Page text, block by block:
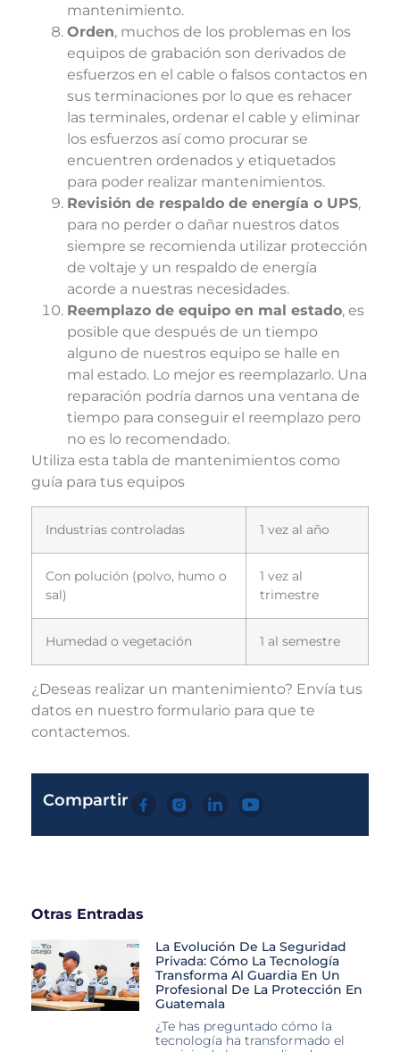
mantenimiento.
Orden, muchos de los problemas en los
equipos de grabación son derivados de
esfuerzos en el cable o falsos contactos en
sus terminaciones por lo que es rehacer
las terminales, ordenar el cable y eliminar
los esfuerzos así como procurar se
encuentren ordenados y etiquetados
para poder realizar mantenimientos.
Revisión de respaldo de energía o UPS,
para no perder o dañar nuestros datos
siempre se recomienda utilizar protección
de voltaje y un respaldo de energía
acorde a nuestras necesidades.
Reemplazo de equipo en mal estado, es
posible que después de un tiempo
alguno de nuestros equipo se halle en
mal estado. Lo mejor es reemplazarlo. Una
reparación podría darnos una ventana de
tiempo para conseguir el reemplazo pero
no es lo recomendado.
Utiliza esta tabla de mantenimientos como
guía para tus equipos
Industrias controladas 1 vez al año
Con polución (polvo, humo o
sal)
1 vez al
trimestre
Humedad o vegetación 1 al semestre
¿Deseas realizar un mantenimiento? Envía tus
datos en nuestro formulario para que te
contactemos.
Compartir
Otras Entradas
La Evolución De La Seguridad
Privada: Cómo La Tecnología
Transforma Al Guardia En Un
Profesional De La Protección En
Guatemala
¿Te has preguntado cómo la
tecnología ha transformado el